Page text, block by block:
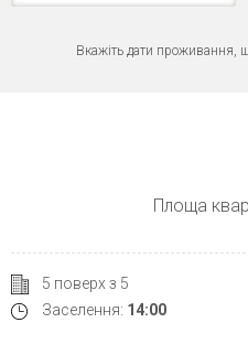
Вкажіть дати проживання,
Площа
5 поверх з 5
Заселення: 14:00